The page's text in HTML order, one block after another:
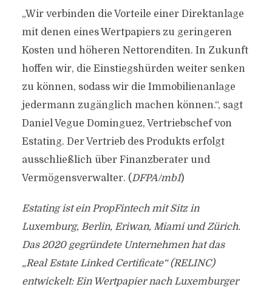
„Wir verbinden die Vorteile einer Direktanlage
mit denen eines Wertpapiers zu geringeren
Kosten und höheren Nettorenditen. In Zukunft
hoffen wir, die Einstiegshürden weiter senken
zu können, sodass wir die Immobilienanlage
jedermann zugänglich machen können.“, sagt
Daniel Vegue Dominguez, Vertriebschef von
Estating. Der Vertrieb des Produkts erfolgt
ausschließlich über Finanzberater und
Vermögensverwalter. (DFPA/mb1)
Estating ist ein PropFintech mit Sitz in
Luxemburg, Berlin, Eriwan, Miami und Zürich.
Das 2020 gegründete Unternehmen hat das
„Real Estate Linked Certificate“ (RELINC)
entwickelt: Ein Wertpapier nach Luxemburger